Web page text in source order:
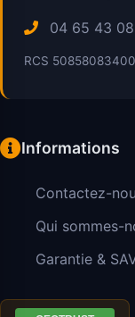
04 65 43
RCS
Informations
Contactez-
Qui sommes-
Garantie &